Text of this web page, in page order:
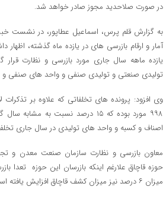
در صورت صلاحدید مجوز صادر خواهد شد.
به گزارش قلم پرس، اسماعیل عطاپور، در نشست
یازده ماهه سال جاری مورد بازرسی و نظارت قرار
تولیدی صنعتی و تولیدی صنفی و واحد های صنفی
۹۹۸ مورد بوده که ۱۵ درصد نسبت به
اصناف و کسبه و واحد های تولیدی در سال جاری
معاون بازرسی و نظارت سازمان صنعت معدن و
میزان ۶ درصد نیز میزان کشف قاچاق افزایش یافته است